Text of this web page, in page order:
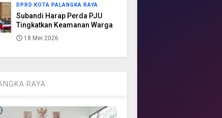
DPRD KOTA PALANGKA RAYA
Subandi Harap Perda PJU
Tingkatkan Keamanan Warga
18 Mei 2026
RAYA